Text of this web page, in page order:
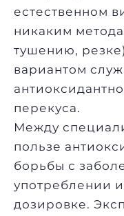
естественном
никаким
тушению,
вариантом
перекуса.
Между
пользе
борьбы с
употреблении
дозировке.